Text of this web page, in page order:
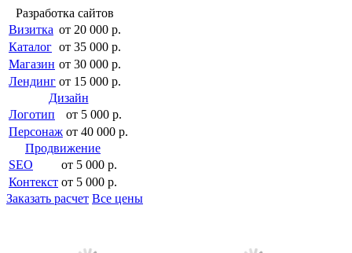
Разработка сайтов
Визитка от 20 000 р.
Каталог от 35 000 р.
Магазин от 30 000 р.
Лендинг от 15 000 р.
Дизайн
Логотип
от 5 000 р.
Персонаж от 40 000 р.
Продвижение
SEO
от 5 000 р.
Контекст от 5 000 р.
Заказать расчет Все цены